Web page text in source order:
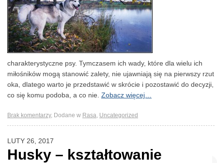
charakterystyczne psy. Tymczasem ich wady, które dla wielu ich
miłośników mogą stanowić zalety, nie ujawniają się na pierwszy rzut
oka, dlatego warto je przedstawić w skrócie i pozostawić do decyzji,
co się komu podoba, a co nie. Zobacz więcej…
Brak komentarzy, Dodane w Rasa Uncategorized
LUTY 26, 2017
Husky – kształtowanie